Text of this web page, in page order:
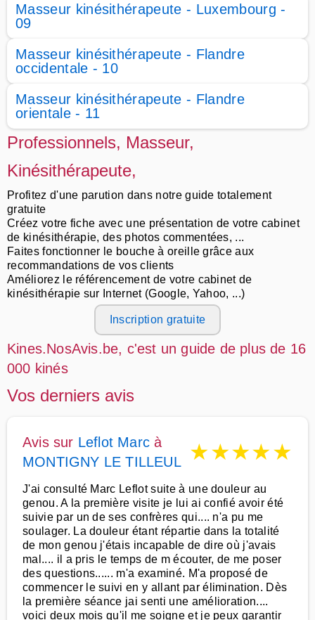
Masseur kinésithérapeute - Luxembourg -
09
Masseur kinésithérapeute - Flandre
occidentale - 10
Masseur kinésithérapeute - Flandre
orientale - 11
Professionnels, Masseur,
Kinésithérapeute,
Profitez d'une parution dans notre guide totalement
gratuite
Créez votre fiche avec une présentation de votre cabinet
de kinésithérapie, des photos commentées, ...
Faites fonctionner le bouche à oreille grâce aux
recommandations de vos clients
Améliorez le référencement de votre cabinet de
kinésithérapie sur Internet (Google, Yahoo, ...)
Inscription gratuite
Kines.NosAvis.be, c'est un guide de plus de 16
000 kinés
Vos derniers avis
Avis sur Leflot Marc à
MONTIGNY LE TILLEUL ★★★★★
J'ai consulté Marc Leflot suite à une douleur au
genou. A la première visite je lui ai confié avoir été
suivie par un de ses confrères qui.... n'a pu me
soulager. La douleur étant répartie dans la totalité
de mon genou j'étais incapable de dire où j'avais
mal.... il a pris le temps de m écouter, de me poser
des questions...... m'a examiné. M'a proposé de
commencer le suivi en y allant par élimination. Dès
la première séance jai senti une amélioration....
voici deux mois qu'il me soigne et je peux garantir